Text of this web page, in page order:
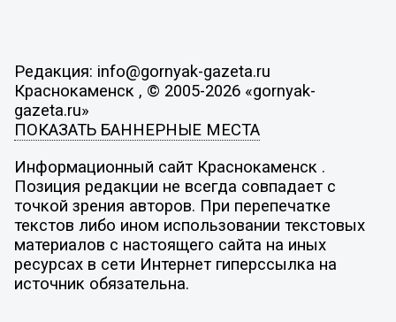
Редакция: info@gornyak-gazeta.ru
Краснокаменск , © 2005-2026 «gornyak-
gazeta.ru»
ПОКАЗАТЬ БАННЕРНЫЕ МЕСТА
Информационный сайт Краснокаменск .
Позиция редакции не всегда совпадает с
точкой зрения авторов. При перепечатке
текстов либо ином использовании текстовых
материалов с настоящего сайта на иных
ресурсах в сети Интернет гиперссылка на
источник обязательна.